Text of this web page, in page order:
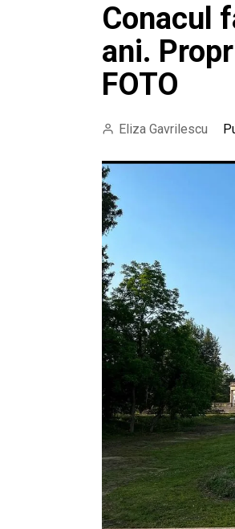
Conacul
ani.
FOTO
Eliza Gavrilescu